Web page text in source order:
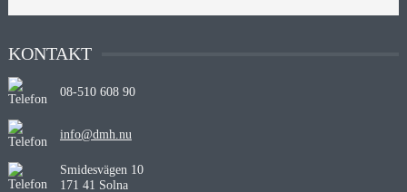
KONTAKT
08-510 608 90
info@dmh.nu
Smidesvägen 10
171 41 Solna